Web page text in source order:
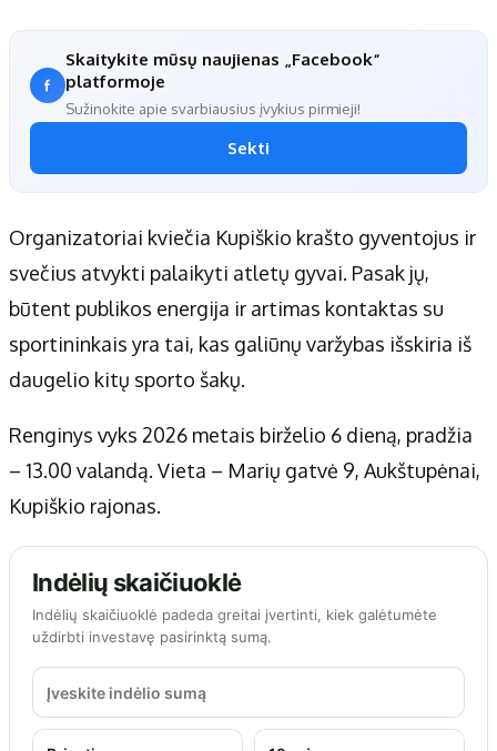
Skaitykite mūsų naujienas „Facebook“
platformoje
Sužinokite apie svarbiausius įvykius pirmieji!
Sekti
Organizatoriai kviečia Kupiškio krašto gyventojus ir
svečius atvykti palaikyti atletų gyvai. Pasak jų,
būtent publikos energija ir artimas kontaktas su
sportininkais yra tai, kas galiūnų varžybas išskiria iš
daugelio kitų sporto šakų.
Renginys vyks 2026 metais birželio 6 dieną, pradžia
– 13.00 valandą. Vieta – Marių gatvė 9, Aukštupėnai,
Kupiškio rajonas.